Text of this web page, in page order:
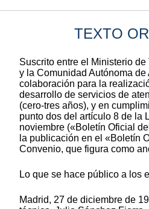
TEXTO
Suscrito entre el Ministerio
y la Comunidad Autónoma
colaboración para la
desarrollo de servicios de
(cero-tres años), y en
punto dos del artículo 8 de la
noviembre («Boletín Oficial
la publicación en el «Boletín
Convenio, que figura como
Lo que se hace público a los
Madrid, 27 de diciembre de